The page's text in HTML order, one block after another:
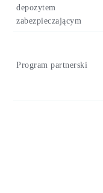
depozytem
zabezpieczającym
Program partnerski